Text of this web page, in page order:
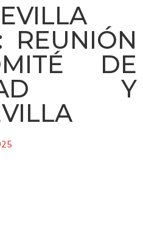
REUNIÓN
DE
Y